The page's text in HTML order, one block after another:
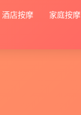
酒店按摩
家庭按摩